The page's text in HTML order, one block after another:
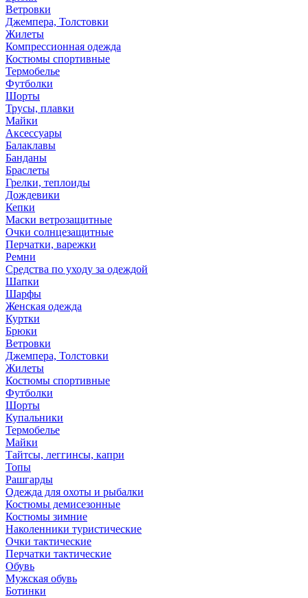
Ветровки
Джемпера, Толстовки
Жилеты
Компрессионная одежда
Костюмы спортивные
Термобелье
Футболки
Шорты
Трусы, плавки
Майки
Аксессуары
Балаклавы
Банданы
Браслеты
Грелки, теплоиды
Дождевики
Кепки
Маски ветрозащитные
Очки солнцезащитные
Перчатки, варежки
Ремни
Средства по уходу за одеждой
Шапки
Шарфы
Женская одежда
Куртки
Брюки
Ветровки
Джемпера, Толстовки
Жилеты
Костюмы спортивные
Футболки
Шорты
Купальники
Термобелье
Майки
Тайтсы, леггинсы, капри
Топы
Рашгарды
Одежда для охоты и рыбалки
Костюмы демисезонные
Костюмы зимние
Наколенники туристические
Очки тактические
Перчатки тактические
Обувь
Мужская обувь
Ботинки